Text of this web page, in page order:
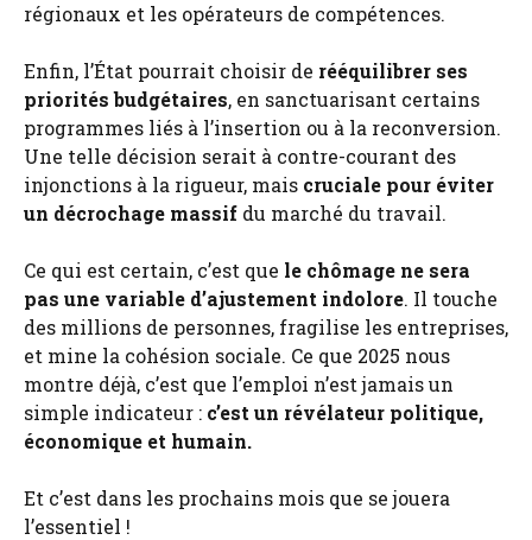
régionaux et les opérateurs de compétences.
Enfin, l’État pourrait choisir de rééquilibrer ses
priorités budgétaires, en sanctuarisant certains
programmes liés à l’insertion ou à la reconversion.
Une telle décision serait à contre-courant des
injonctions à la rigueur, mais cruciale pour éviter
un décrochage massif du marché du travail.
Ce qui est certain, c’est que le chômage ne sera
pas une variable d’ajustement indolore. Il touche
des millions de personnes, fragilise les entreprises,
et mine la cohésion sociale. Ce que 2025 nous
montre déjà, c’est que l’emploi n’est jamais un
simple indicateur : c’est un révélateur politique,
économique et humain.
Et c’est dans les prochains mois que se jouera
l’essentiel !